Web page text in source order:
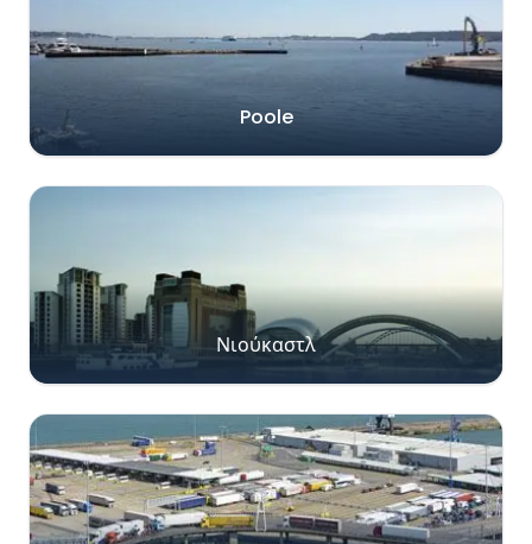
Poole
Νιούκαστλ